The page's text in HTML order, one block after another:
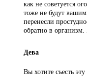
как не советуется
тоже не будут
перенесли
обратно в
Дева
Вы хотите съесть